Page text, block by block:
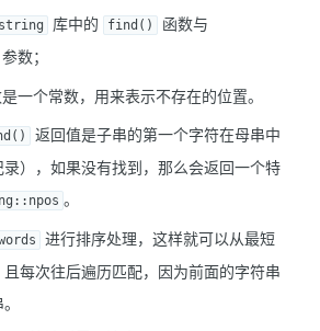
string 库中的 find() 函数与
参数；
一个常数，用来表示不存在的位置。
返回值是子串的第一个字符在母串中
录），如果没有找到，那么会返回一个特
。
进行排序处理，这样就可以从最短
每次往后遍历匹配，因为前面的字符串